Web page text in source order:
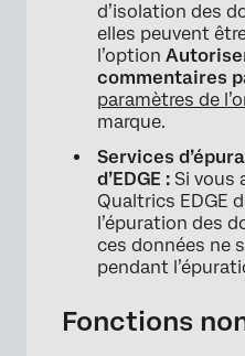
d’isolation des
elles peuvent
l’option
commentaires
paramètres de
marque.
Services
d’EDGE : Si vous
Qualtrics EDGE
l’épuration des
ces données ne
pendant
Fonctions